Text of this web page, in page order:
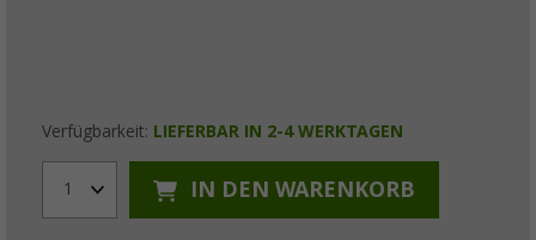
Verfügbarkeit: LIEFERBAR IN 2-4 WERKTAGEN
1 IN DEN WARENKORB